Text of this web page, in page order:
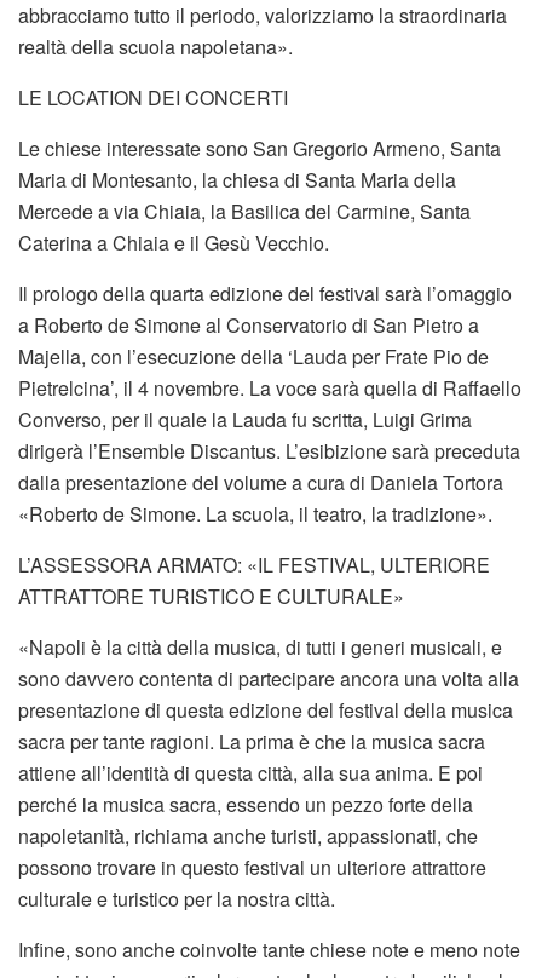
abbracciamo tutto il periodo, valorizziamo la straordinaria
realtà della scuola napoletana».
LE LOCATION DEI CONCERTI
Le chiese interessate sono San Gregorio Armeno, Santa
Maria di Montesanto, la chiesa di Santa Maria della
Mercede a via Chiaia, la Basilica del Carmine, Santa
Caterina a Chiaia e il Gesù Vecchio.
Il prologo della quarta edizione del festival sarà l’omaggio
a Roberto de Simone al Conservatorio di San Pietro a
Majella, con l’esecuzione della ‘Lauda per Frate Pio de
Pietrelcina’, il 4 novembre. La voce sarà quella di Raffaello
Converso, per il quale la Lauda fu scritta, Luigi Grima
dirigerà l’Ensemble Discantus. L’esibizione sarà preceduta
dalla presentazione del volume a cura di Daniela Tortora
«Roberto de Simone. La scuola, il teatro, la tradizione».
L’ASSESSORA ARMATO: «IL FESTIVAL, ULTERIORE
ATTRATTORE TURISTICO E CULTURALE»
«Napoli è la città della musica, di tutti i generi musicali, e
sono davvero contenta di partecipare ancora una volta alla
presentazione di questa edizione del festival della musica
sacra per tante ragioni. La prima è che la musica sacra
attiene all’identità di questa città, alla sua anima. E poi
perché la musica sacra, essendo un pezzo forte della
napoletanità, richiama anche turisti, appassionati, che
possono trovare in questo festival un ulteriore attrattore
culturale e turistico per la nostra città.
Infine, sono anche coinvolte tante chiese note e meno note